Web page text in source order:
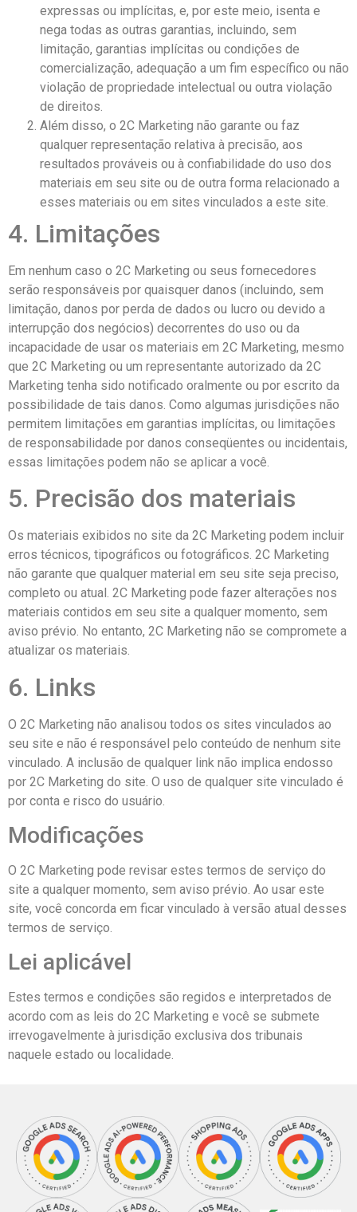
expressas ou implícitas, e, por este meio, isenta e
nega todas as outras garantias, incluindo, sem
limitação, garantias implícitas ou condições de
comercialização, adequação a um fim específico ou não
violação de propriedade intelectual ou outra violação
de direitos.
Além disso, o 2C Marketing não garante ou faz
qualquer representação relativa à precisão, aos
resultados prováveis ​​ou à confiabilidade do uso dos
materiais em seu site ou de outra forma relacionado a
esses materiais ou em sites vinculados a este site.
4. Limitações
Em nenhum caso o 2C Marketing ou seus fornecedores
serão responsáveis ​​por quaisquer danos (incluindo, sem
limitação, danos por perda de dados ou lucro ou devido a
interrupção dos negócios) decorrentes do uso ou da
incapacidade de usar os materiais em 2C Marketing, mesmo
que 2C Marketing ou um representante autorizado da 2C
Marketing tenha sido notificado oralmente ou por escrito da
possibilidade de tais danos. Como algumas jurisdições não
permitem limitações em garantias implícitas, ou limitações
de responsabilidade por danos conseqüentes ou incidentais,
essas limitações podem não se aplicar a você.
5. Precisão dos materiais
Os materiais exibidos no site da 2C Marketing podem incluir
erros técnicos, tipográficos ou fotográficos. 2C Marketing
não garante que qualquer material em seu site seja preciso,
completo ou atual. 2C Marketing pode fazer alterações nos
materiais contidos em seu site a qualquer momento, sem
aviso prévio. No entanto, 2C Marketing não se compromete a
atualizar os materiais.
6. Links
O 2C Marketing não analisou todos os sites vinculados ao
seu site e não é responsável pelo conteúdo de nenhum site
vinculado. A inclusão de qualquer link não implica endosso
por 2C Marketing do site. O uso de qualquer site vinculado é
por conta e risco do usuário.
Modificações
O 2C Marketing pode revisar estes termos de serviço do
site a qualquer momento, sem aviso prévio. Ao usar este
site, você concorda em ficar vinculado à versão atual desses
termos de serviço.
Lei aplicável
Estes termos e condições são regidos e interpretados de
acordo com as leis do 2C Marketing e você se submete
irrevogavelmente à jurisdição exclusiva dos tribunais
naquele estado ou localidade.